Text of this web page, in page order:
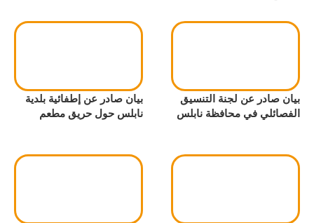
بيان صادر عن لجنة التنسيق
الفصائلي في محافظة نابلس
بيان صادر عن إطفائية بلدية
نابلس حول حريق مطعم